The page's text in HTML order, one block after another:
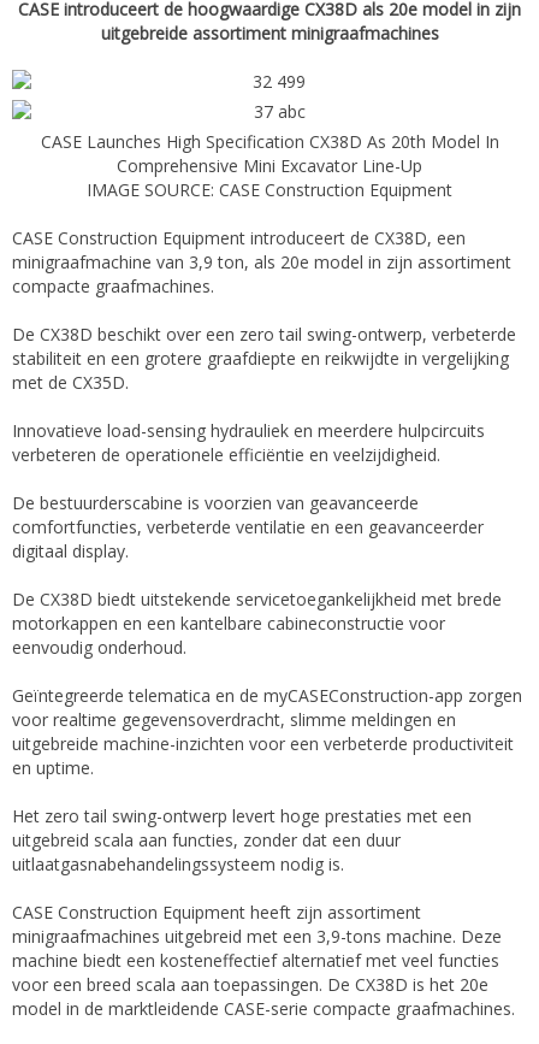
CASE introduceert de hoogwaardige CX38D als 20e model in zijn
uitgebreide assortiment minigraafmachines
CASE Launches High Specification CX38D As 20th Model In
Comprehensive Mini Excavator Line-Up
IMAGE SOURCE: CASE Construction Equipment
CASE Construction Equipment introduceert de CX38D, een
minigraafmachine van 3,9 ton, als 20e model in zijn assortiment
compacte graafmachines.
De CX38D beschikt over een zero tail swing-ontwerp, verbeterde
stabiliteit en een grotere graafdiepte en reikwijdte in vergelijking
met de CX35D.
Innovatieve load-sensing hydrauliek en meerdere hulpcircuits
verbeteren de operationele efficiëntie en veelzijdigheid.
De bestuurderscabine is voorzien van geavanceerde
comfortfuncties, verbeterde ventilatie en een geavanceerder
digitaal display.
De CX38D biedt uitstekende servicetoegankelijkheid met brede
motorkappen en een kantelbare cabineconstructie voor
eenvoudig onderhoud.
Geïntegreerde telematica en de myCASEConstruction-app zorgen
voor realtime gegevensoverdracht, slimme meldingen en
uitgebreide machine-inzichten voor een verbeterde productiviteit
en uptime.
Het zero tail swing-ontwerp levert hoge prestaties met een
uitgebreid scala aan functies, zonder dat een duur
uitlaatgasnabehandelingssysteem nodig is.
CASE Construction Equipment heeft zijn assortiment
minigraafmachines uitgebreid met een 3,9-tons machine. Deze
machine biedt een kosteneffectief alternatief met veel functies
voor een breed scala aan toepassingen. De CX38D is het 20e
model in de marktleidende CASE-serie compacte graafmachines.